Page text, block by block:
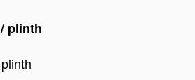
plinth